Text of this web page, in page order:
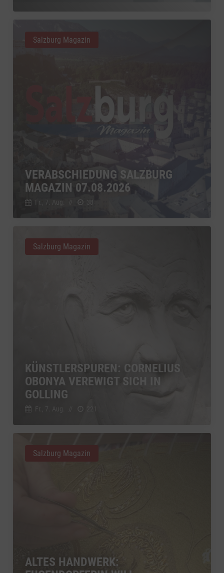
VERABSCHIEDUNG SALZBURG
MAGAZIN 07.08.2026
Fr., 7. Aug. 38
Salzburg Magazin
KÜNSTLERSPUREN: CORNELIUS
OBONYA VEREWIGT SICH IN
GOLLING
Salzburg Magazin
ALTES HANDWERK:
Salzburg Magazin